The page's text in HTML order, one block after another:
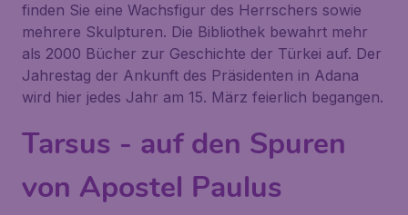
finden Sie eine Wachsfigur des Herrschers sowie
mehrere Skulpturen. Die Bibliothek bewahrt mehr
als 2000 Bücher zur Geschichte der Türkei auf. Der
Jahrestag der Ankunft des Präsidenten in Adana
wird hier jedes Jahr am 15. März feierlich begangen.
Tarsus - auf den Spuren
von Apostel Paulus